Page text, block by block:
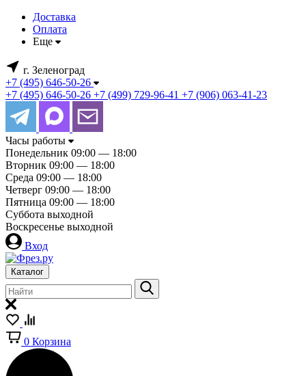
Доставка
Оплата
Еще
г. Зеленоград
+7 (495) 646-50-26
+7 (495) 646-50-26 +7 (499) 729-96-41 +7 (906) 063-41-23
Часы работы
Понедельник 09:00 — 18:00
Вторник 09:00 — 18:00
Среда 09:00 — 18:00
Четверг 09:00 — 18:00
Пятница 09:00 — 18:00
Суббота выходной
Воскресенье выходной
Вход
Каталог
0 Корзина